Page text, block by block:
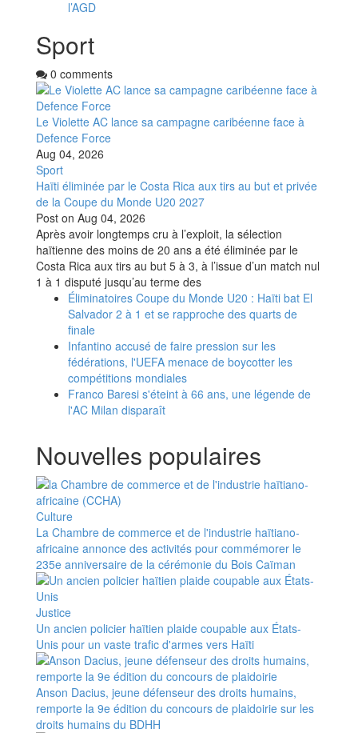
Sport
0 comments
Le Violette AC lance sa campagne caribéenne face à
Defence Force
Aug 04, 2026
Haïti éliminée par le Costa Rica aux tirs au but et privée
de la Coupe du Monde U20 2027
Post on Aug 04, 2026
Après avoir longtemps cru à l’exploit, la sélection
haïtienne des moins de 20 ans a été éliminée par le
Costa Rica aux tirs au but 5 à 3, à l’issue d’un match nul
1 à 1 disputé jusqu’au terme des
Éliminatoires Coupe du Monde U20 : Haïti bat El
Salvador 2 à 1 et se rapproche des quarts de
Infantino accusé de faire pression sur les
fédérations, l'UEFA menace de boycotter les
compétitions mondiales
Franco Baresi s'éteint à 66 ans, une légende de
l'AC Milan disparaît
Nouvelles populaires
Culture
La Chambre de commerce et de l'industrie haïtiano-
africaine annonce des activités pour commémorer le
235e anniversaire de la cérémonie du Bois Caïman
Un ancien policier haïtien plaide coupable aux États-
Unis pour un vaste trafic d'armes vers Haïti
Anson Dacius, jeune défenseur des droits humains,
remporte la 9e édition du concours de plaidoirie sur les
droits humains du BDHH